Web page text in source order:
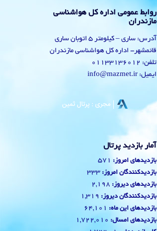
روابط عمومی اداره کل هواشناسی
مازندران
آدرس: ساری – کیلومتر 5 اتوبان ساری
قائمشهر- اداره کل هواشناسی مازندران
تلفن: 01133136012
ایمیل: info@mazmet.ir
آمار بازدید پرتال
بازدیدهای امروز: 571
بازدیدکنندگان امروز: 333
بازدیدهای دیروز: 2,198
بازدیدکنندگان دیروز: 1,319
بازدیدهای این ماه: 64,101
بازدیدهای امسال: 1,722,010